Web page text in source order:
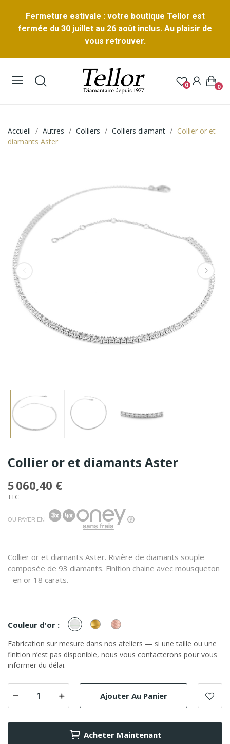
Fermeture estivale : votre boutique Tellor est
fermée du 30 juillet au 26 août inclus. Au plaisir de
vous retrouver.
0 0
Accueil Autres Colliers Colliers diamant
Collier or et
diamants Aster
Collier or et diamants Aster
5 060,40 €
TTC
OU PAYER EN
Collier or et diamants Aster. Rivière de diamants souple
composée de 93 diamants. Finition chaine avec mousqueton
- en or 18 carats.
Couleur d'or : or
Blanc
or
Jaune
or
Rose
Fabrication sur mesure dans nos ateliers — si une taille ou une
finition n’est pas disponible, nous vous contacterons pour vous
informer du délai.
Ajouter Au Panier
Acheter Maintenant